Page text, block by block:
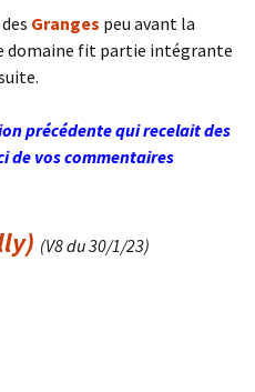
Granges peu avant la
domaine fit partie intégrante
précédente qui recelait des
de vos commentaires
(V8 du 30/1/23)